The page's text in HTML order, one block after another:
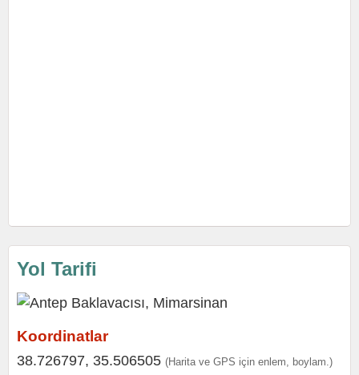
Yol Tarifi
Koordinatlar
38.726797, 35.506505 (Harita ve GPS için enlem, boylam.)